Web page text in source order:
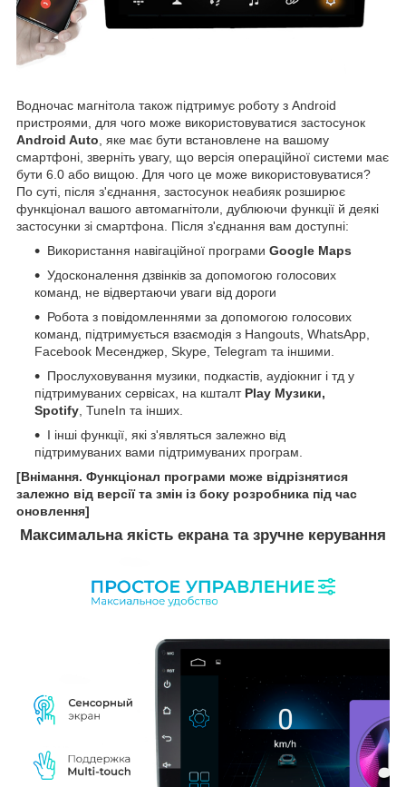
Водночас магнітола також підтримує роботу з Android
пристроями, для чого може використовуватися застосунок
Android Auto, яке має бути встановлене на вашому
смартфоні, зверніть увагу, що версія операційної системи має
бути 6.0 або вищою. Для чого це може використовуватися?
По суті, після з'єднання, застосунок неабияк розширює
функціонал вашого автомагнітоли, дублюючи функції й деякі
застосунки зі смартфона. Після з'єднання вам доступні:
Використання навігаційної програми Google Maps
Удосконалення дзвінків за допомогою голосових
команд, не відвертаючи уваги від дороги
Робота з повідомленнями за допомогою голосових
команд, підтримується взаємодія з Hangouts, WhatsApp,
Facebook Месенджер, Skype, Telegram та іншими.
Прослуховування музики, подкастів, аудіокниг і тд у
підтримуваних сервісах, на кшталт Play Музики,
Spotify, TuneIn та інших.
І інші функції, які з'являться залежно від
підтримуваних вами підтримуваних програм.
[Внімання. Функціонал програми може відрізнятися
залежно від версії та змін із боку розробника під час
оновлення]
Максимальна якість екрана та зручне керування